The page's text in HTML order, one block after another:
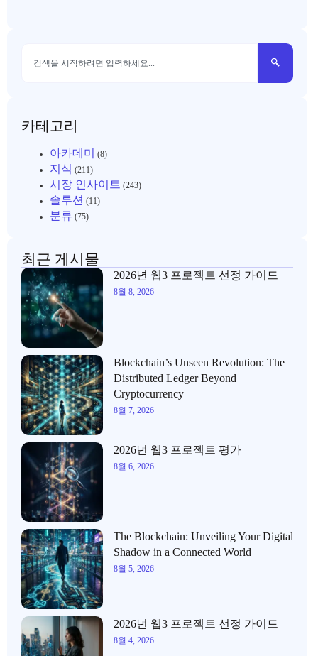
카테고리
아카데미 (8)
지식 (211)
시장 인사이트 (243)
솔루션 (11)
분류 (75)
최근 게시물
2026년 웹3 프로젝트 선정 가이드
8월 8, 2026
Blockchain’s Unseen Revolution: The
Distributed Ledger Beyond
Cryptocurrency
8월 7, 2026
2026년 웹3 프로젝트 평가
8월 6, 2026
The Blockchain: Unveiling Your Digital
Shadow in a Connected World
8월 5, 2026
2026년 웹3 프로젝트 선정 가이드
8월 4, 2026